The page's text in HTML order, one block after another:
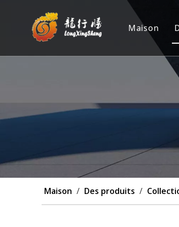
Maison
Maison / Des produits /